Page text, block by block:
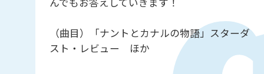
（曲目）「ナントとカナルの物語」スターダ
スト・レビュー ほか